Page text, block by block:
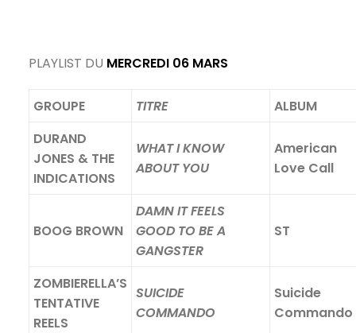
PLAYLIST DU MERCREDI 06 MARS
GROUPE TITRE
ALBUM
DURAND
JONES & THE
INDICATIONS
WHAT I KNOW
ABOUT YOU
American
Love Call
BOOG BROWN
DAMN IT FEELS
GOOD TO BE A
GANGSTER
ST
ZOMBIERELLA’S
TENTATIVE
REELS
SUICIDE
COMMANDO
Suicide
Commando